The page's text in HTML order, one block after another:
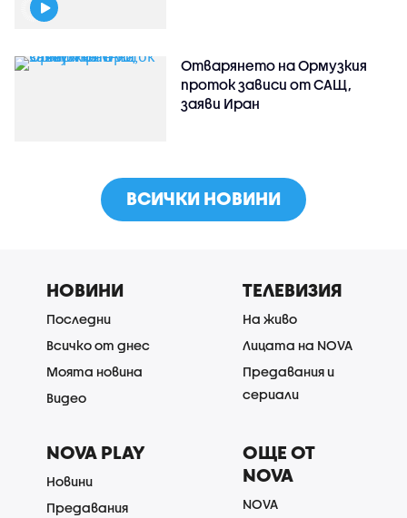
Отварянето на Ормузкия
проток зависи от САЩ,
заяви Иран
ВСИЧКИ НОВИНИ
НОВИНИ
Последни
Всичко от днес
Моята новина
Видео
ТЕЛЕВИЗИЯ
На живо
Лицата на NOVA
Предавания и
сериали
NOVA PLAY
Новини
Предавания
ОЩЕ ОТ
NOVA
NOVA